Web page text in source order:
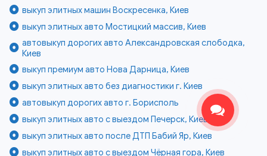
выкуп элитных машин Воскресенка, Киев
выкуп элитных авто Мостицкий массив, Киев
автовыкуп дорогих авто Александровская слободка,
Киев
выкуп премиум авто Нова Дарница, Киев
выкуп элитных авто без диагностики г. Киев
автовыкуп дорогих авто г. Борисполь
выкуп элитных авто с выездом Печерск, Киев
выкуп элитных авто после ДТП Бабий Яр, Киев
выкуп элитных авто с выездом Чёрная гора, Киев